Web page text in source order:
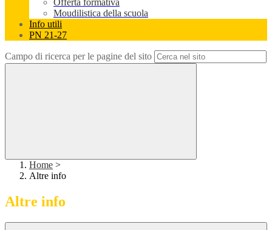
Offerta formativa
Moudilistica della scuola
Info utili
PN 21-27
Campo di ricerca per le pagine del sito
Home >
Altre info
Altre info